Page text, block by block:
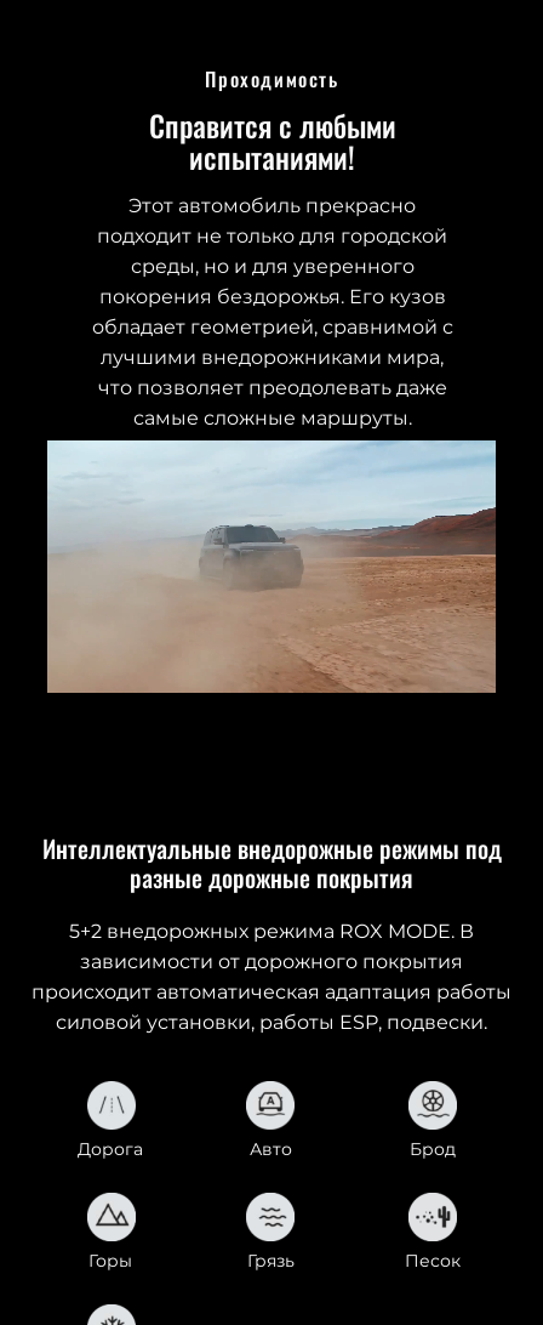
Проходимость
Справится с любыми
испытаниями!
Этот автомобиль прекрасно
подходит не только для городской
среды, но и для уверенного
покорения бездорожья. Его кузов
обладает геометрией, сравнимой с
лучшими внедорожниками мира,
что позволяет преодолевать даже
самые сложные маршруты.
Интеллектуальные внедорожные режимы под
разные дорожные покрытия
5+2 внедорожных режима ROX MODE. В
зависимости от дорожного покрытия
происходит автоматическая адаптация работы
силовой установки, работы ESP, подвески.
Дорога Авто Брод
Горы Грязь Песок